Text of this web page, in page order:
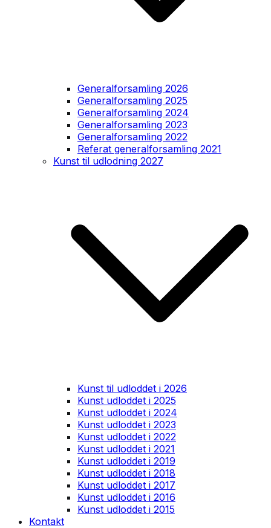
Generalforsamling 2026
Generalforsamling 2025
Generalforsamling 2024
Generalforsamling 2023
Generalforsamling 2022
Referat generalforsamling 2021
Kunst til udlodning 2027
Kunst til udloddet i 2026
Kunst udloddet i 2025
Kunst udloddet i 2024
Kunst udloddet i 2023
Kunst udloddet i 2022
Kunst udloddet i 2021
Kunst udloddet i 2019
Kunst udloddet i 2018
Kunst udloddet i 2017
Kunst udloddet i 2016
Kunst udloddet i 2015
Kontakt